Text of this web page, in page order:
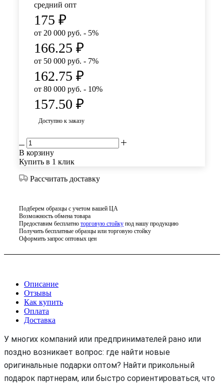
средний опт
175 ₽
от 20 000 руб. - 5%
166.25 ₽
от 50 000 руб. - 7%
162.75 ₽
от 80 000 руб. - 10%
157.50 ₽
Доступно к заказу
В корзину
Купить в 1 клик
Рассчитать доставку
Подберем образцы с учетом вашей ЦА
Возможность обмена товара
Предоставим бесплатно торговую стойку под нашу продукцию
Получить бесплатные образцы или торговую стойку
Оформить запрос оптовых цен
Описание
Отзывы
Как купить
Оплата
Доставка
У многих компаний или предпринимателей рано или
поздно возникает вопрос: где найти новые
оригинальные подарки оптом? Найти прикольный
подарок партнерам, или быстро сориентироваться, что